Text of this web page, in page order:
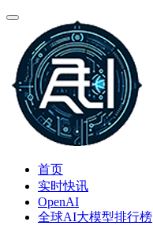
首页
实时快讯
OpenAI
全球AI大模型排行榜